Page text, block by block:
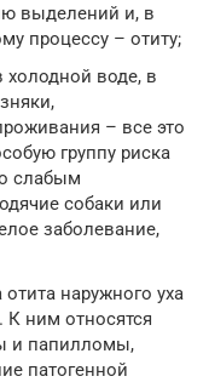
выделений и, в
процессу – отиту;
воде, в
– все это
группу риска
слабым
собаки или
заболевание,
наружного уха
К ним относятся
и папилломы,
патогенной